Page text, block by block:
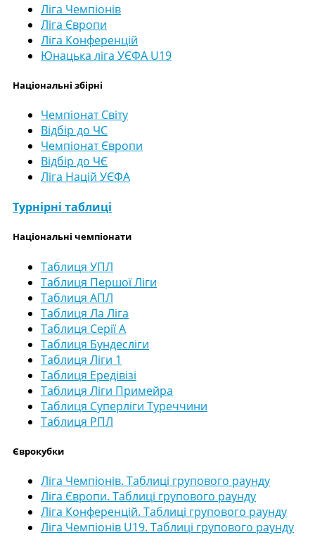
Ліга Чемпіонів
Ліга Європи
Ліга Конференцій
Юнацька ліга УЄФА U19
Національні збірні
Чемпіонат Світу
Відбір до ЧС
Чемпіонат Європи
Відбір до ЧЄ
Ліга Націй УЄФА
Турнірні таблиці
Національні чемпіонати
Таблиця УПЛ
Таблиця Першої Ліги
Таблиця АПЛ
Таблиця Ла Ліга
Таблиця Серії А
Таблиця Бундесліги
Таблиця Ліги 1
Таблиця Ередівізі
Таблиця Ліги Примейра
Таблиця Суперліги Туреччини
Таблиця РПЛ
Єврокубки
Ліга Чемпіонів. Таблиці групового раунду
Ліга Європи. Таблиці групового раунду
Ліга Конференцій. Таблиці групового раунду
Ліга Чемпіонів U19. Таблиці групового раунду